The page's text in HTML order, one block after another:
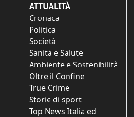
ATTUALITÀ
Cronaca
Politica
Società
Sanità e Salute
Ambiente e Sostenibilità
Oltre il Confine
True Crime
Storie di sport
Top News Italia ed